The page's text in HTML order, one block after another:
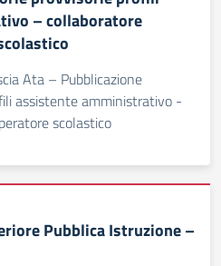
– collaboratore
Ata – Pubblicazione
assistente amministrativo -
scolastico
Pubblica Istruzione –